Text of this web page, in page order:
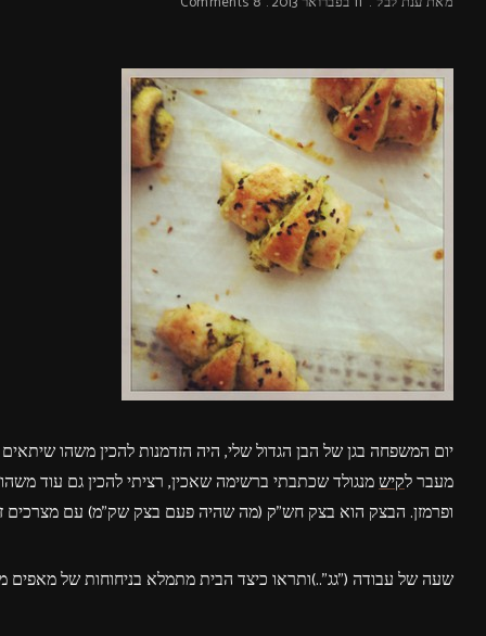
יום המשפחה בגן של הבן הגדול שלי, היה הזדמנות להכין משהו
מעבר לקישמנגולד שכתבתי ברשימה שאכין, רציתי להכין גם עוד
ופרמזן. הבצק הוא בצק חש"ק (מה שהיה פעם בצק שק"מ) עם מצרכים
שעה של עבודה ("גג"..)ותראו כיצד הבית מתמלא בניחוחות של מאפים